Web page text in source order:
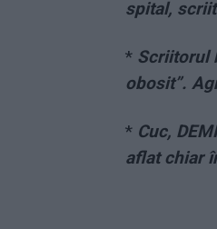
spital,
* Scriitorul
obosit”.
* Cuc,
aflat chiar